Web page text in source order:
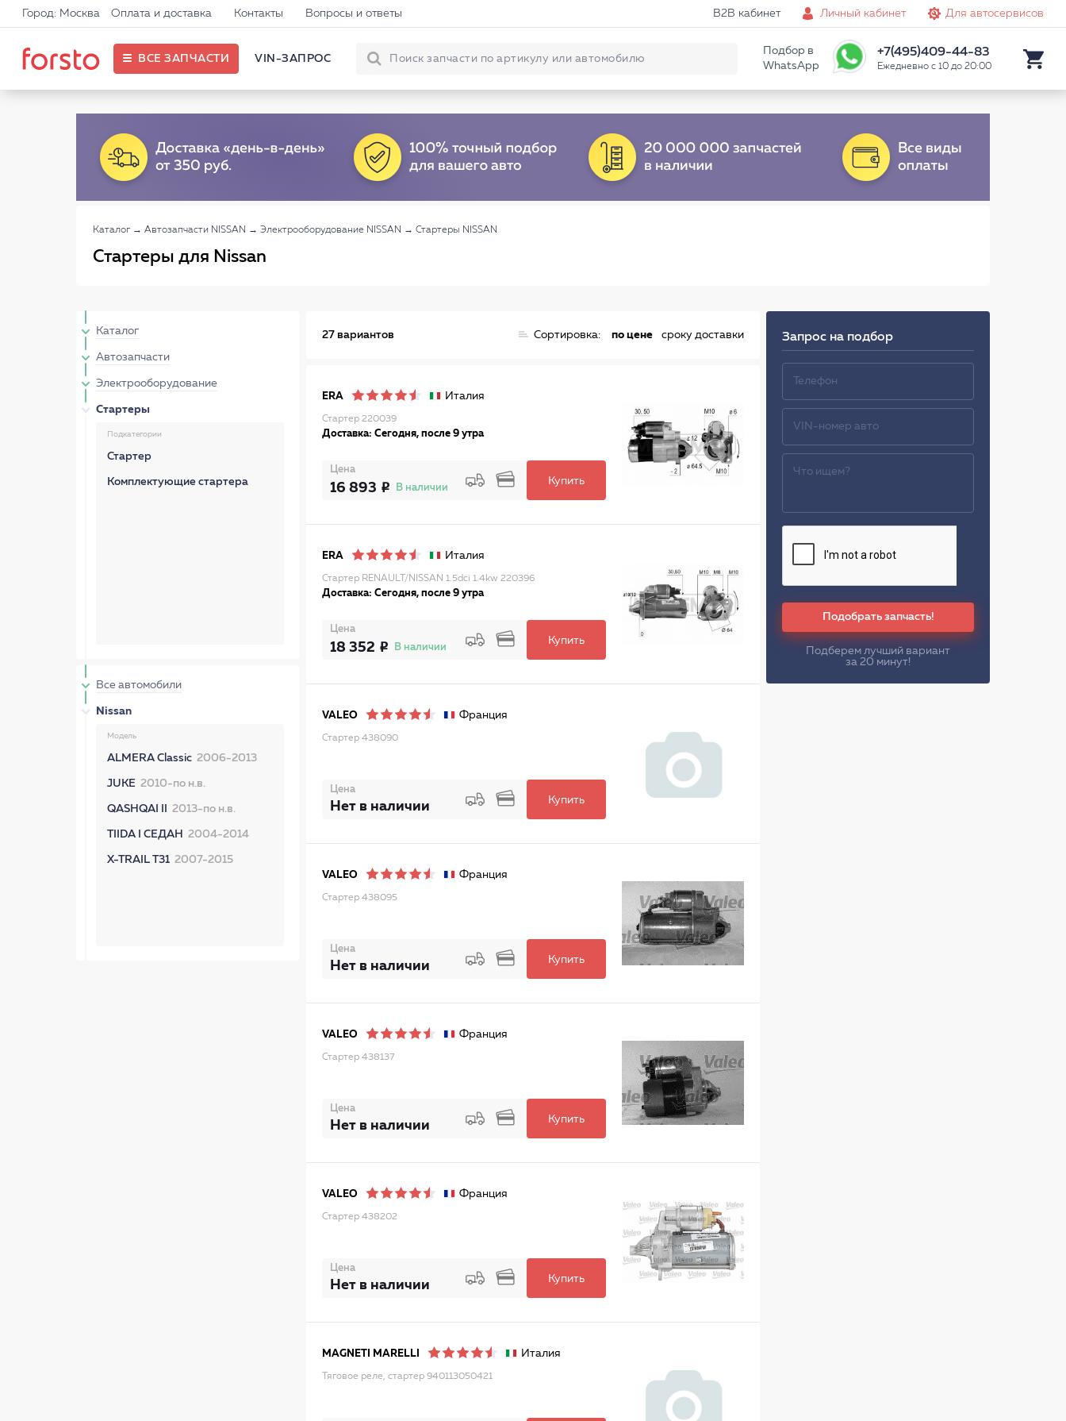
Город: Москва Оплата и доставка Контакты Вопросы и ответы B2B кабинет Личный кабинет Для автосервисов
ВСЕ ЗАПЧАСТИ VIN-ЗАПРОС
Подбор в
WhatsApp
+7(495)409-44-83
Ежедневно с 10 до 20:00
Каталог → Автозапчасти NISSAN → Электрооборудование NISSAN → Стартеры NISSAN
Стартеры для Nissan
Каталог
Автозапчасти
Электрооборудование
Стартеры
Подкатегории
Стартер
Комплектующие стартера
Все автомобили
Nissan
Модель
ALMERA Classic 2006-2013
JUKE 2010-по н.в.
QASHQAI II 2013-по н.в.
TIIDA I СЕДАН 2004-2014
X-TRAIL T31 2007-2015
27 вариантов Сортировка: по цене сроку доставки
ERA Италия
Стартер 220039
Доставка: Сегодня, после 9 утра
Цена
16 893 В наличии
Купить
ERA Италия
Стартер RENAULT/NISSAN 1.5dci 1.4kw 220396
Доставка: Сегодня, после 9 утра
Цена
18 352 В наличии
Купить
VALEO Франция
Стартер 438090
Цена
Нет в наличии Купить
VALEO Франция
Стартер 438095
Цена
Нет в наличии Купить
VALEO Франция
Стартер 438137
Цена
Нет в наличии Купить
VALEO Франция
Стартер 438202
Цена
Нет в наличии Купить
MAGNETI MARELLI Италия
Тяговое реле, стартер 940113050421
Запрос на подбор
Подобрать запчасть!
Подберем лучший вариант
за 20 минут!